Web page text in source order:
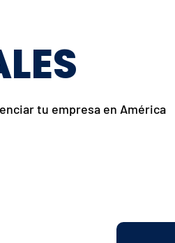
tu empresa en América